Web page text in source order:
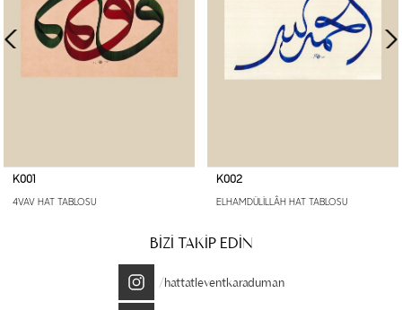
K001
4VAV HAT TABLOSU
K002
ELHAMDÜLİLLÂH HAT TABLOSU
BİZİ TAKİP EDİN
/hattatleventkaraduman